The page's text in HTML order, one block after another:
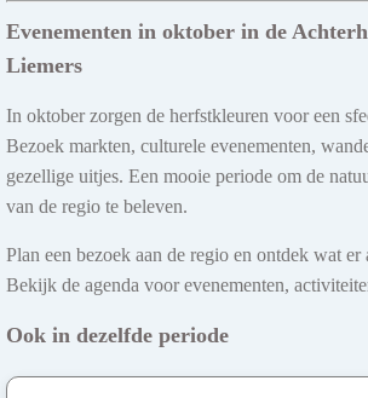
Evenementen in oktober in de
Liemers
In oktober zorgen de herfstkleuren voor een
Bezoek markten, culturele evenementen,
gezellige uitjes. Een mooie periode om de
van de regio te beleven.
Plan een bezoek aan de regio en ontdek wat er
Bekijk de agenda voor evenementen,
Ook in dezelfde periode